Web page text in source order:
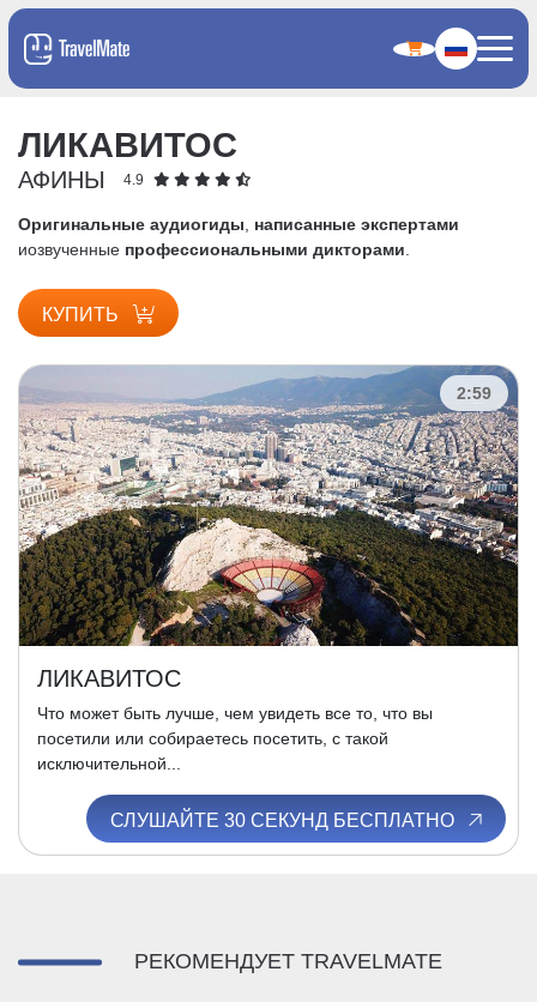
ЛИКАВИТОС
АФИНЫ 4.9
Оригинальные аудиогиды
написанные экспертами
иозвученные профессиональными дикторами
КУПИТЬ
2:59
ЛИКАВИТОС
Что может быть лучше, чем увидеть все то, что вы
посетили или собираетесь посетить, с такой
исключительной...
СЛУШАЙТЕ 30 СЕКУНД БЕСПЛАТНО
РЕКОМЕНДУЕТ TRAVELMATE